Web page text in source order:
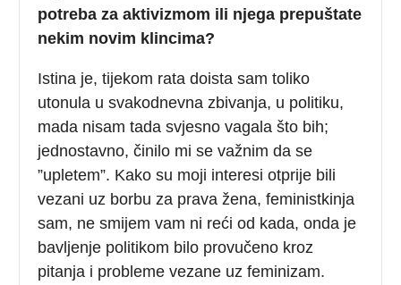
potreba za aktivizmom ili njega prepuštate
nekim novim klincima?
Istina je, tijekom rata doista sam toliko
utonula u svakodnevna zbivanja, u politiku,
mada nisam tada svjesno vagala što bih;
jednostavno, činilo mi se važnim da se
”upletem”. Kako su moji interesi otprije bili
vezani uz borbu za prava žena, feministkinja
sam, ne smijem vam ni reći od kada, onda je
bavljenje politikom bilo provučeno kroz
pitanja i probleme vezane uz feminizam.